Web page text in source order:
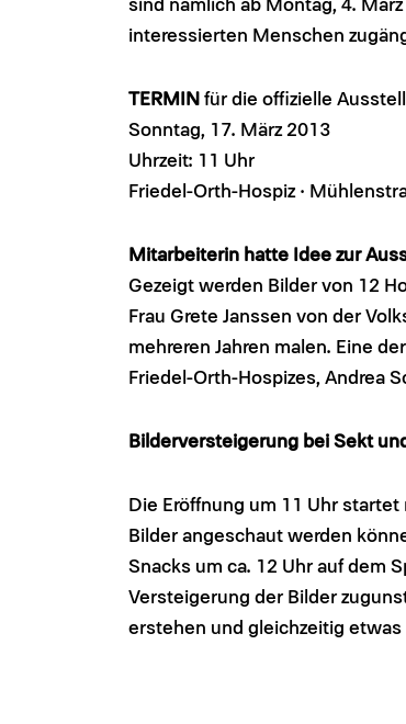
sind nämlich ab Montag, 4.
interessierten Menschen
TERMIN für die offizielle
Sonntag, 17. März 2013
Uhrzeit: 11 Uhr
Friedel-Orth-Hospiz ·
Mitarbeiterin hatte Idee zur
Gezeigt werden Bilder von 12
Frau Grete Janssen von der
mehreren Jahren malen. Eine
Friedel-Orth-Hospizes, Andrea
Bilderversteigerung bei Sekt
Die Eröffnung um 11 Uhr
Bilder angeschaut werden
Snacks um ca. 12 Uhr auf dem
Versteigerung der Bilder
erstehen und gleichzeitig etwas